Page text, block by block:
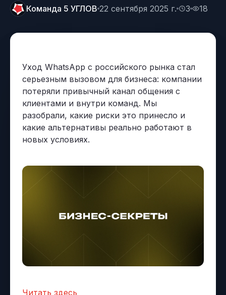
Позвонить
19 МСК
Оставить заявку
Заполнить форму —
перезвоним в течение дня
Команда 5 УГЛОВ 22 сентября 2025 г. 3 18
Уход WhatsApp с российского рынка стал
серьезным вызовом для бизнеса: компании
потеряли привычный канал общения с
клиентами и внутри команд. Мы
разобрали, какие риски это принесло и
какие альтернативы реально работают в
новых условиях.
Читать здесь